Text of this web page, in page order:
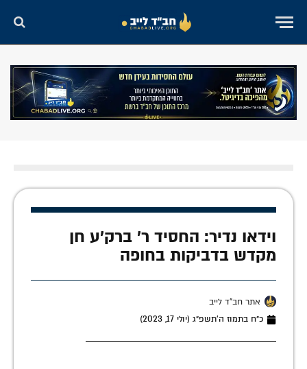
וידאו נדיר: החסיד ר' ברק'ע חן
מקדש בדביקות בחופה
אתר חב"ד לייב
כ״ח בתמוז ה׳תשפ״ג (יולי 17, 2023)